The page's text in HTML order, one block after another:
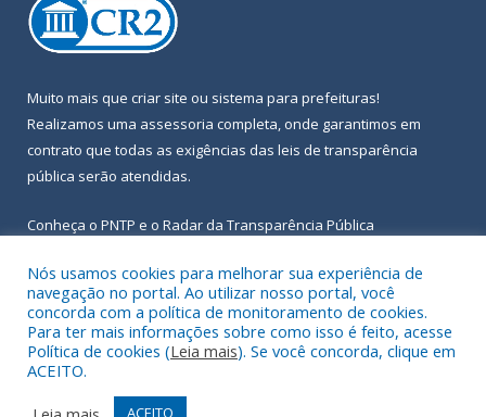
Muito mais que criar site ou sistema para prefeituras!
Realizamos uma assessoria completa, onde garantimos em
contrato que todas as exigências das leis de transparência
pública serão atendidas.
Conheça o PNTP e o Radar da Transparência Pública
Todos os direitos reservados a Prefeitura Municipal de Igarapé-
Açu.
Frequência Online
Nós usamos cookies para melhorar sua experiência de
navegação no portal. Ao utilizar nosso portal, você
concorda com a política de monitoramento de cookies.
Para ter mais informações sobre como isso é feito, acesse
Política de cookies (Leia mais). Se você concorda, clique em
ACEITO.
ACEITO